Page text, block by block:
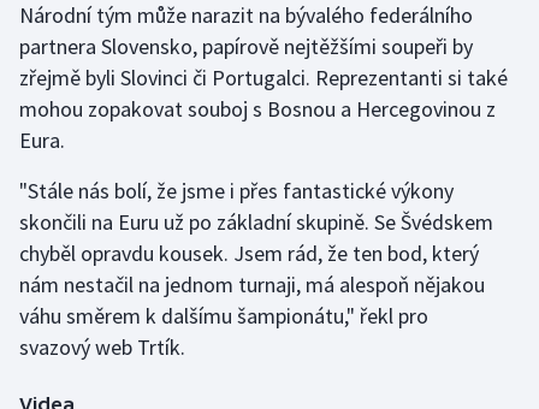
Plavání
Plážový volejbal
Ragby
Rychlobruslení
Rychlostní kanoistika
Short track
Národní tým může narazit na bývalého federálního
partnera Slovensko, papírově nejtěžšími soupeři by
zřejmě byli Slovinci či Portugalci. Reprezentanti si také
mohou zopakovat souboj s Bosnou a Hercegovinou z
Eura.
"Stále nás bolí, že jsme i přes fantastické výkony
skončili na Euru už po základní skupině. Se Švédskem
chyběl opravdu kousek. Jsem rád, že ten bod, který
nám nestačil na jednom turnaji, má alespoň nějakou
váhu směrem k dalšímu šampionátu," řekl pro
svazový web Trtík.
Videa